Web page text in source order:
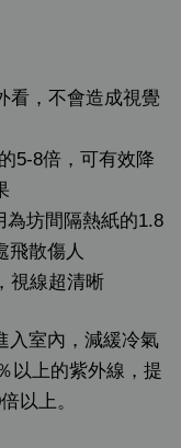
看，不會造成視覺
5-8倍，可有效降
為坊間隔熱紙的1.8
飛散傷人
視線超清晰
入室內，減緩冷氣
以上的紫外線，提
以上。